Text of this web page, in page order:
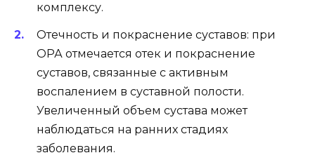
комплексу.
Отечность и покраснение суставов: при
ОРА отмечается отек и покраснение
суставов, связанные с активным
воспалением в суставной полости.
Увеличенный объем сустава может
наблюдаться на ранних стадиях
заболевания.